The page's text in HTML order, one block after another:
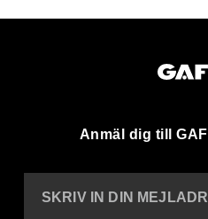
Anmäl dig till
SKRIV IN DIN